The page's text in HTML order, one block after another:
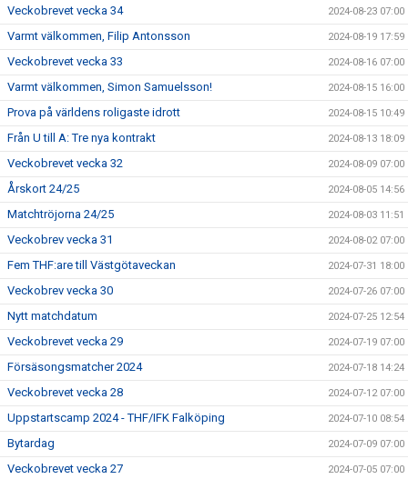
Veckobrevet vecka 34 2024-08-23 07:00
Varmt välkommen, Filip Antonsson 2024-08-19 17:59
Veckobrevet vecka 33 2024-08-16 07:00
Varmt välkommen, Simon Samuelsson! 2024-08-15 16:00
Prova på världens roligaste idrott 2024-08-15 10:49
Från U till A: Tre nya kontrakt 2024-08-13 18:09
Veckobrevet vecka 32 2024-08-09 07:00
Årskort 24/25 2024-08-05 14:56
Matchtröjorna 24/25 2024-08-03 11:51
Veckobrev vecka 31 2024-08-02 07:00
Fem THF:are till Västgötaveckan 2024-07-31 18:00
Veckobrev vecka 30 2024-07-26 07:00
Nytt matchdatum 2024-07-25 12:54
Veckobrevet vecka 29 2024-07-19 07:00
Försäsongsmatcher 2024 2024-07-18 14:24
Veckobrevet vecka 28 2024-07-12 07:00
Uppstartscamp 2024 - THF/IFK Falköping 2024-07-10 08:54
Bytardag 2024-07-09 07:00
Veckobrevet vecka 27 2024-07-05 07:00